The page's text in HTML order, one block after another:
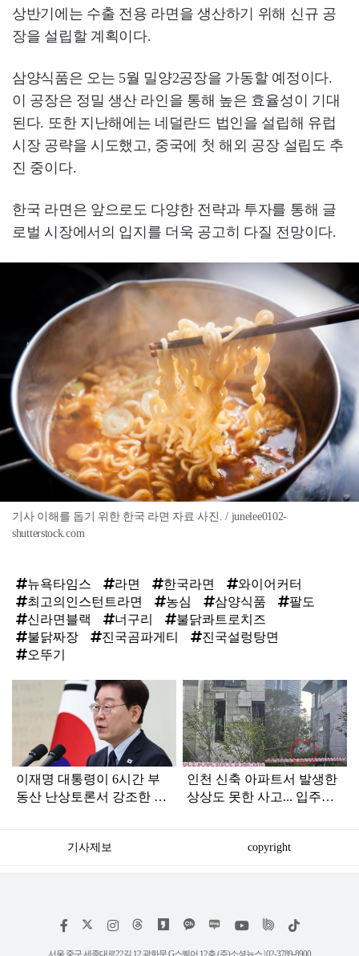
상반기에는 수출 전용 라면을 생산하기 위해 신규 공
장을 설립할 계획이다.
삼양식품은 오는 5월 밀양2공장을 가동할 예정이다.
이 공장은 정밀 생산 라인을 통해 높은 효율성이 기대
된다. 또한 지난해에는 네덜란드 법인을 설립해 유럽
시장 공략을 시도했고, 중국에 첫 해외 공장 설립도 추
진 중이다.
한국 라면은 앞으로도 다양한 전략과 투자를 통해 글
로벌 시장에서의 입지를 더욱 공고히 다질 전망이다.
기사 이해를 돕기 위한 한국 라면 자료 사진. / junelee0102-
shutterstock.com
뉴욕타임스 라면 한국라면
와이어커터
최고의인스턴트라면
농심 삼양식품
팔도
신라면블랙
너구리
불닭콰트로치즈
불닭짜장
진국곰파게티
진국설렁탕면
오뚜기
이재명 대통령이 6시간 부
동산 난상토론서 강조한 내
인천 신축 아파트서 발생한
상상도 못한 사고... 입주민
기사제보 copyright
페
스
인
타
위
트
틱
서울 중구 세종대로22길 12 광화문 G스퀘어 12층 (주)소셜뉴스 | 02-3789-8900